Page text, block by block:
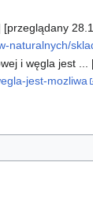
naturalnych/
i węgla jest
jest-mozliwa